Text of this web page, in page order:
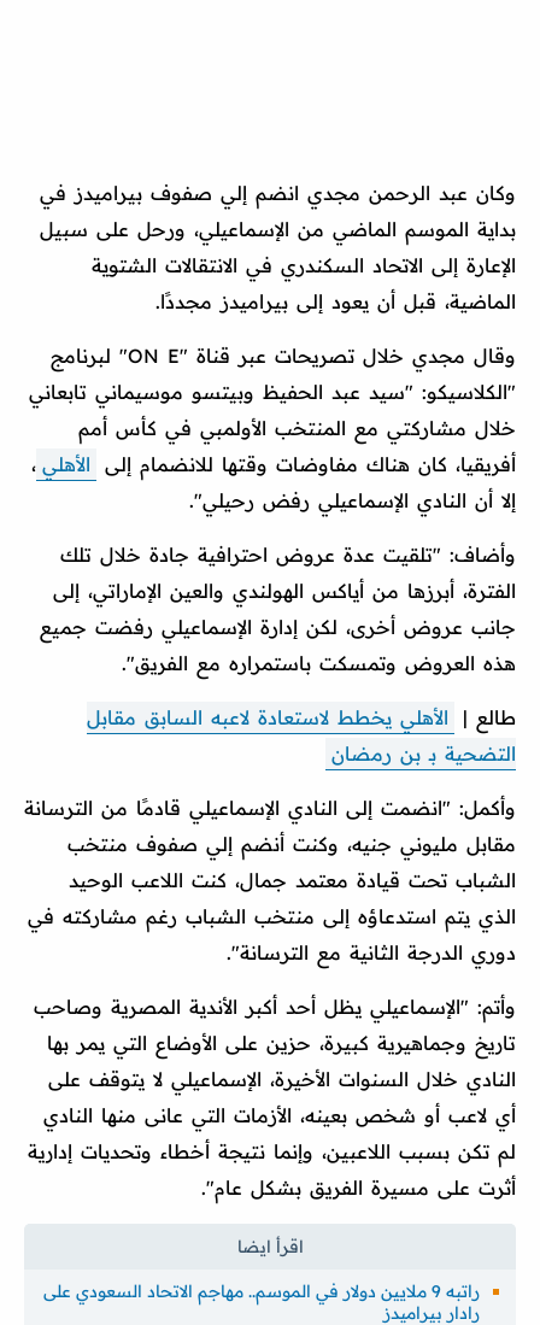
وكان عبد الرحمن مجدي انضم إلي صفوف بيراميدز في
بداية الموسم الماضي من الإسماعيلي، ورحل على سبيل
الإعارة إلى الاتحاد السكندري في الانتقالات الشتوية
الماضية، قبل أن يعود إلى بيراميدز مجددًا.
وقال مجدي خلال تصريحات عبر قناة "ON E" لبرنامج
"الكلاسيكو: "سيد عبد الحفيظ وبيتسو موسيماني تابعاني
خلال مشاركتي مع المنتخب الأولمبي في كأس أمم
أفريقيا، كان هناك مفاوضات وقتها للانضمام إلى
الأهلي ،
إلا أن النادي الإسماعيلي رفض رحيلي".
وأضاف: "تلقيت عدة عروض احترافية جادة خلال تلك
الفترة، أبرزها من أياكس الهولندي والعين الإماراتي، إلى
جانب عروض أخرى، لكن إدارة الإسماعيلي رفضت جميع
هذه العروض وتمسكت باستمراره مع الفريق".
طالع |
الأهلي يخطط لاستعادة لاعبه السابق مقابل
التضحية بـ بن رمضان
وأكمل: "انضمت إلى النادي الإسماعيلي قادمًا من الترسانة
مقابل مليوني جنيه، وكنت أنضم إلي صفوف منتخب
الشباب تحت قيادة معتمد جمال، كنت اللاعب الوحيد
الذي يتم استدعاؤه إلى منتخب الشباب رغم مشاركته في
دوري الدرجة الثانية مع الترسانة".
وأتم: "الإسماعيلي يظل أحد أكبر الأندية المصرية وصاحب
تاريخ وجماهيرية كبيرة، حزين على الأوضاع التي يمر بها
النادي خلال السنوات الأخيرة، الإسماعيلي لا يتوقف على
أي لاعب أو شخص بعينه، الأزمات التي عانى منها النادي
لم تكن بسبب اللاعبين، وإنما نتيجة أخطاء وتحديات إدارية
أثرت على مسيرة الفريق بشكل عام".
راتبه 9 ملايين دولار في الموسم.. مهاجم الاتحاد السعودي على
رادار بيراميدز